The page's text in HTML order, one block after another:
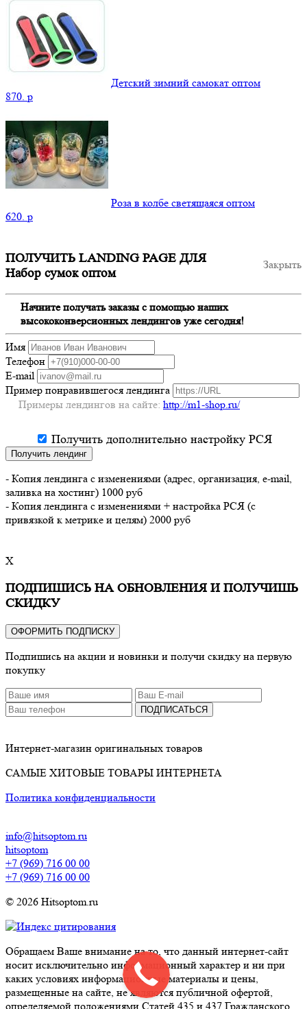
Детский зимний самокат оптом
870. p
Роза в колбе светящаяся оптом
620. p
Закрыть
ПОЛУЧИТЬ LANDING PAGE ДЛЯ
Набор сумок оптом
Начните получать заказы с помощью наших
высококонверсионных лендингов уже сегодня!
Имя
Телефон
E-mail
Пример понравившегося лендинга
Примеры лендингов на сайте: http://m1-shop.ru/
Получить дополнительно настройку РСЯ
Получить лендинг
- Копия лендинга с изменениями (адрес, организация, e-mail,
заливка на хостинг) 1000 руб
- Копия лендинга с изменениями + настройка РСЯ (с
привязкой к метрике и целям) 2000 руб
X
ПОДПИШИСЬ НА ОБНОВЛЕНИЯ И ПОЛУЧИШЬ
СКИДКУ
ОФОРМИТЬ ПОДПИСКУ
Подпишись на акции и новинки и получи скидку на первую
покупку
ПОДПИСАТЬСЯ
Интернет-магазин оригинальных товаров
САМЫЕ ХИТОВЫЕ ТОВАРЫ ИНТЕРНЕТА
Политика конфиденциальности
info@hitsoptom.ru
hitsoptom
+7 (969) 716 00 00
+7 (969) 716 00 00
© 2026 Hitsoptom.ru
Обращаем Ваше внимание на то, что данный интернет-сайт
носит исключительно информационный характер и ни при
каких условиях информационные материалы и цены,
размещенные на сайте, не являются публичной офертой,
определяемой положениями Статей 435 и 437 Гражданского